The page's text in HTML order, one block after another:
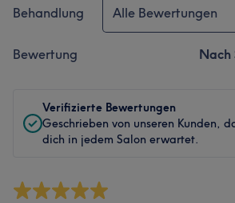
Behandlung Alle Bewertungen
Bewertung Nach
Verifizierte Bewertungen
Geschrieben von unseren Kunden,
dich in jedem Salon erwartet.